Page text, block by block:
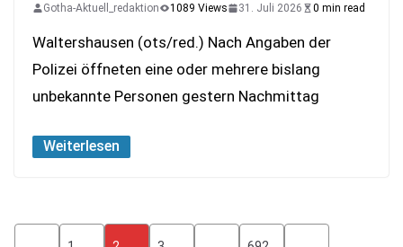
Gotha-Aktuell_redaktion 1089 Views 31. Juli 2026 0 min read
Waltershausen (ots/red.) Nach Angaben der
Polizei öffneten eine oder mehrere bislang
unbekannte Personen gestern Nachmittag
Weiterlesen
Seitennummerierung